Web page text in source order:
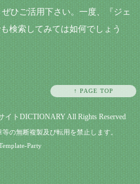
ひご活用下さい。一度、『ジェ
検索してみては如何でしょう
↑ PAGE TOP
イトDICTIONARY All Rights Reserved
の無断複製及び転用を禁止します。
Party